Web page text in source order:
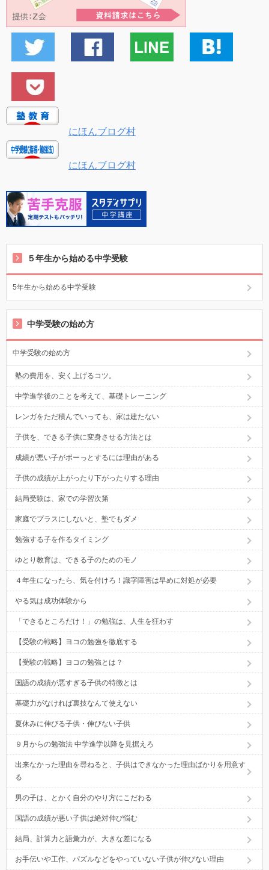
にほんブログ村
にほんブログ村
５年生から始める中学受験
5年生から始める中学受験
中学受験の始め方
中学受験の始め方
塾の費用を、安く上げるコツ。
中学進学後のことを考えて、基礎トレーニング
レンガをただ積んでいっても、家は建たない
子供を、できる子供に変身させる方法とは
成績が悪い子がボーっとするには理由がある
子供の成績が上がったり下がったりする理由
結局受験は、家での学習次第
家庭でプラスにしないと、塾でもダメ
勉強する子を作るタイミング
ゆとり教育は、できる子のためのモノ
４年生になったら、気を付けろ！識字障害は早めに対処が必要
やる気は成功体験から
「できるところだけ！」の勉強は、人生を狂わす
【受験の戦略】ヨコの勉強を徹底する
【受験の戦略】ヨコの勉強とは？
国語の成績が悪すぎる子供の特徴とは
基礎力がなければ裏技なんて使えない
夏休みに伸びる子供・伸びない子供
９月からの勉強法 中学進学以降を見据えろ
出来なかった理由を尋ねると、子供はできなかった理由ばかりを用意す
る
男の子は、とかく自分のやり方にこだわる
国語の成績が悪い子供は絶対伸び悩む
結局、計算力と語彙力が、大きな差になる
お手伝いや工作、パズルなどをやっていない子供が伸びない理由